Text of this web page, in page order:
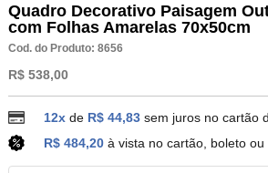
Quadro Decorativo Paisagem
com Folhas Amarelas 70x50cm
Cod. do Produto: 8656
R$ 538,00
12xde R$ 44,83 sem juros no cartão
R$ 484,20 à vista no cartão, boleto ou